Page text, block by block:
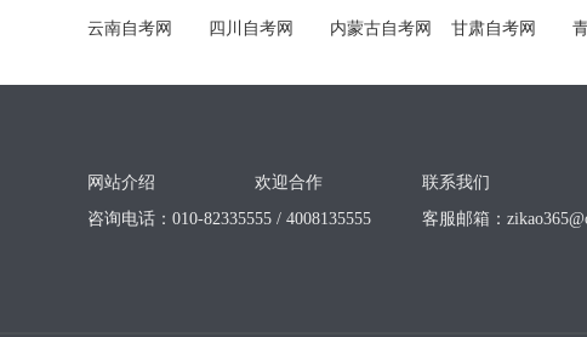
云南自考网 四川自考网 内蒙古自考网 甘肃自考网
网站介绍 欢迎合作 联系我们
咨询电话：010-82335555 / 4008135555
客服邮箱：